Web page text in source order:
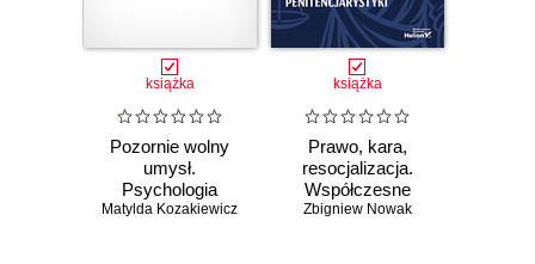
książka
Pozornie wolny
umysł.
Psychologia
wpływu i
Matylda Kozakiewicz
książka
Prawo, kara,
resocjalizacja.
Współczesne
problemy
Zbigniew Nowak